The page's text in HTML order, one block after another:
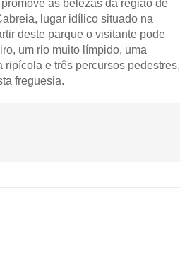
as belezas da região de
lugar idílico situado na
deste parque o visitante pode
um rio muito límpido, uma
e três percursos pedestres,
freguesia.